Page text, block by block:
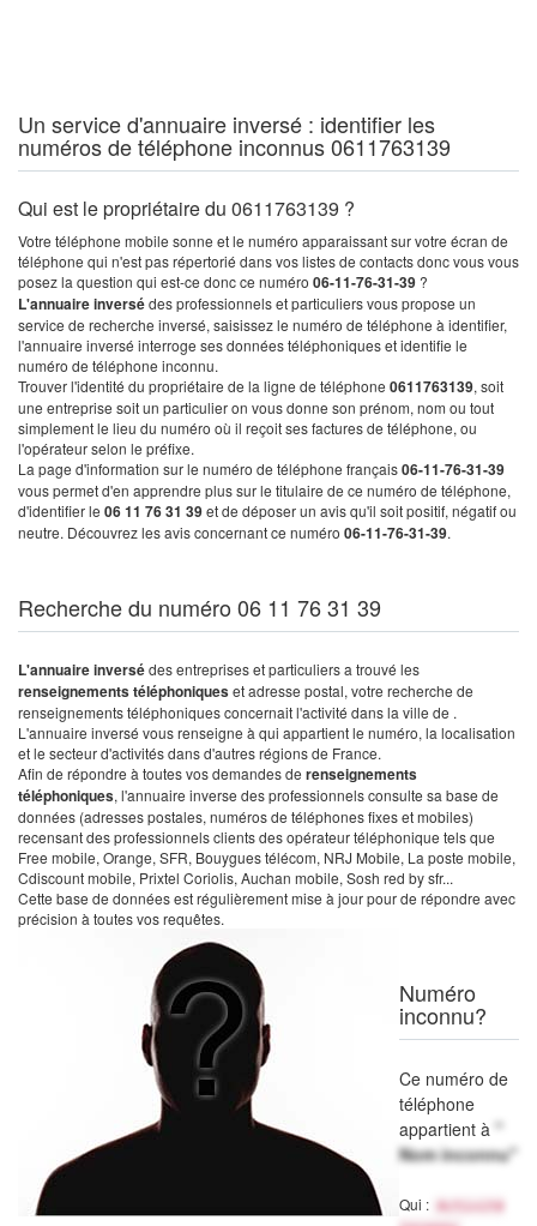
Un service d'annuaire inversé : identifier les
numéros de téléphone inconnus 0611763139
Qui est le propriétaire du 0611763139 ?
Votre téléphone mobile sonne et le numéro apparaissant sur votre écran de
téléphone qui n'est pas répertorié dans vos listes de contacts donc vous vous
posez la question qui est-ce donc ce numéro 06-11-76-31-39 ?
L'annuaire inversédes professionnels et particuliers vous propose un
service de recherche inversé, saisissez le numéro de téléphone à identifier,
l'annuaire inversé interroge ses données téléphoniques et identifie le
numéro de téléphone inconnu.
Trouver l'identité du propriétaire de la ligne de téléphone 0611763139, soit
une entreprise soit un particulier on vous donne son prénom, nom ou tout
simplement le lieu du numéro où il reçoit ses factures de téléphone, ou
l'opérateur selon le préfixe.
La page d'information sur le numéro de téléphone français06-11-76-31-39
vous permet d'en apprendre plus sur le titulaire de ce numéro de téléphone,
d'identifier le 06 11 76 31 39et de déposer un avis qu'il soit positif, négatif ou
neutre. Découvrez les avis concernant ce numéro 06-11-76-31-39.
Recherche du numéro 06 11 76 31 39
L'annuaire inversédes entreprises et particuliers a trouvé les
renseignements téléphoniqueset adresse postal, votre recherche de
renseignements téléphoniques concernait l'activité dans la ville de .
L'annuaire inversé vous renseigne à qui appartient le numéro, la localisation
et le secteur d'activités dans d'autres régions de France.
Afin de répondre à toutes vos demandes de renseignements
téléphoniques, l'annuaire inverse des professionnels consulte sa base de
données (adresses postales, numéros de téléphones fixes et mobiles)
recensant des professionnels clients des opérateur téléphonique tels que
Free mobile, Orange, SFR, Bouygues télécom, NRJ Mobile, La poste mobile,
Cdiscount mobile, Prixtel Coriolis, Auchan mobile, Sosh red by sfr...
Cette base de données est régulièrement mise à jour pour de répondre avec
précision à toutes vos requêtes.
Numéro
inconnu?
Ce numéro de
téléphone
appartient à "
Nom inconnu"
Qui :
Activité